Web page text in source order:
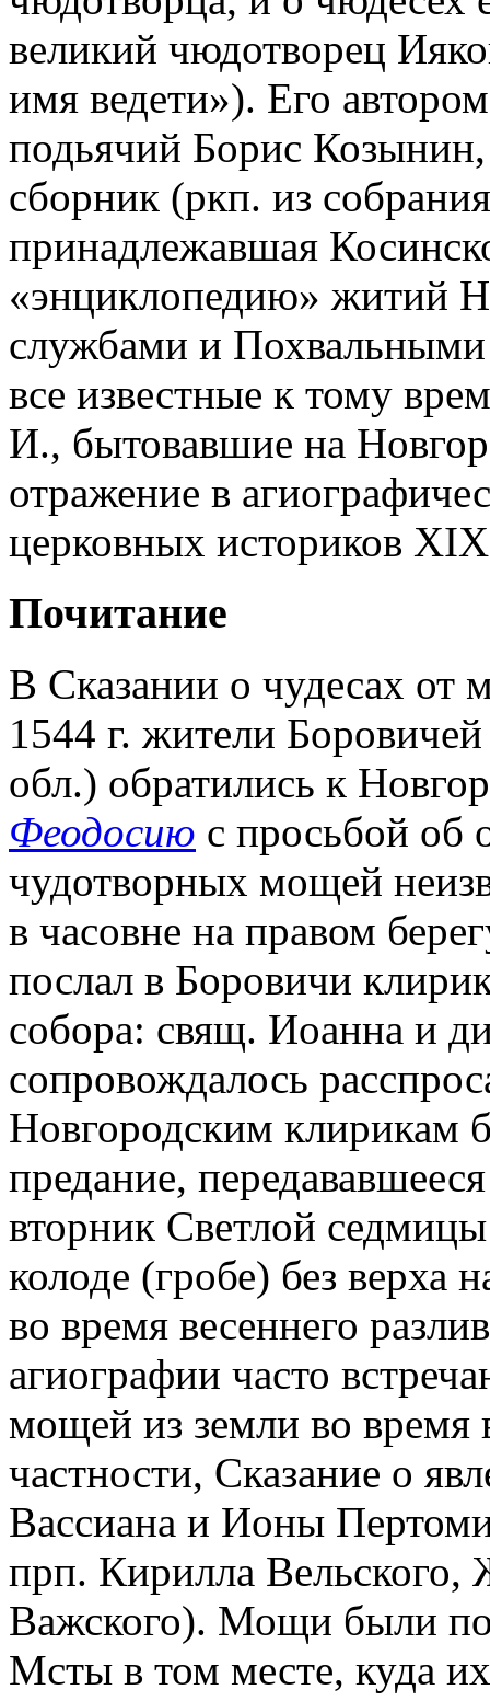
великий чюдотворец
имя ведети»). Его
подьячий Борис
сборник (ркп. из
принадлежавшая
«энциклопедию» житий
службами и
все известные к тому
И., бытовавшие на
отражение в
церковных историков
Почитание
В Сказании о чудесах от
1544 г. жители
обл.) обратились к
Феодосию с просьбой об
чудотворных мощей
в часовне на правом
послал в Боровичи
собора: свящ. Иоанна и
сопровождалось
Новгородским клирикам
предание,
вторник Светлой
колоде (гробе) без верха
во время весеннего
агиографии часто
мощей из земли во время
частности, Сказание о
Вассиана и Ионы
прп. Кирилла Вельского,
Важского). Мощи были
Мсты в том месте, куда